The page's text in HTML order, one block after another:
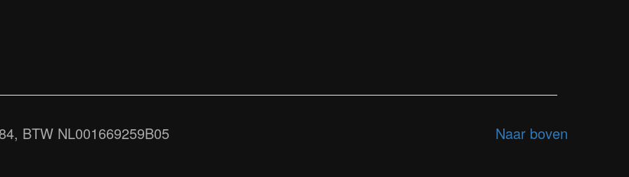
Naar boven
BTW NL001669259B05